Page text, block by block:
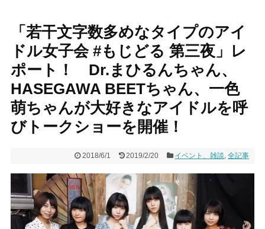
「若干文字数多めなタイプのアイ
ドル女子会 #もじどる 第三夜」レ
ポート！ Dr.まひるんちゃん、
HASEGAWA BEETちゃん、一色
萌ちゃんが大好きなアイドルを呼
びトークショーを開催！
2018/6/1 2019/2/20 イベント、雑談,全記事